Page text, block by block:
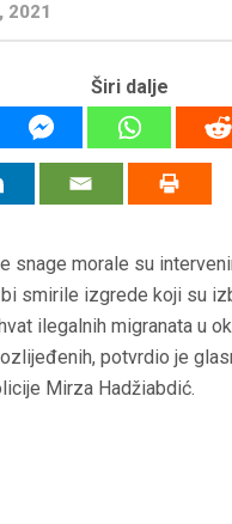
2021
Širi dalje
snage morale su
smirile izgrede koji su
ilegalnih migranata u
potvrdio je
Mirza Hadžiabdić.